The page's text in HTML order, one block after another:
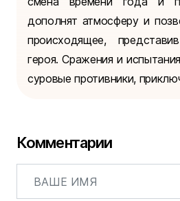
дополнят атмосферу и
происходящее,
героя. Сражения и
суровые противники,
Комментарии